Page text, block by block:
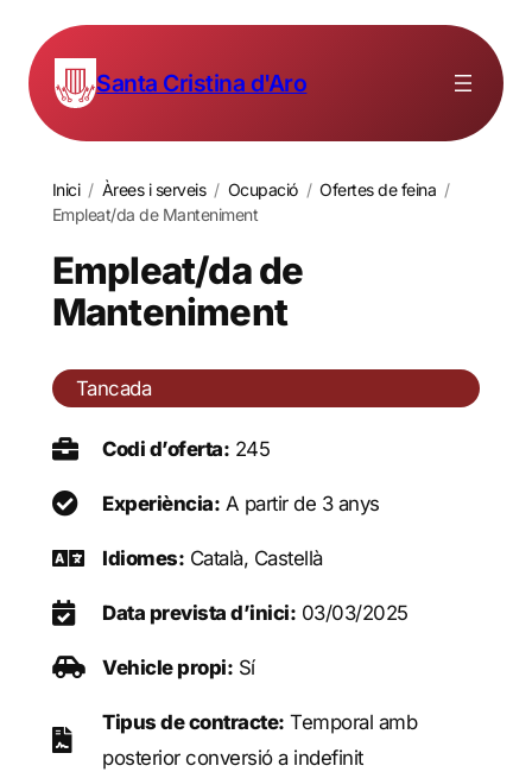
Santa Cristina d'Aro
Inici / Àrees i serveis / Ocupació / Ofertes de feina /
Empleat/da de Manteniment
Empleat/da de
Manteniment
Tancada
Codi d’oferta: 245
Experiència: A partir de 3 anys
Idiomes: Català, Castellà
Data prevista d’inici: 03/03/2025
Vehicle propi: Sí
Tipus de contracte: Temporal amb
posterior conversió a indefinit